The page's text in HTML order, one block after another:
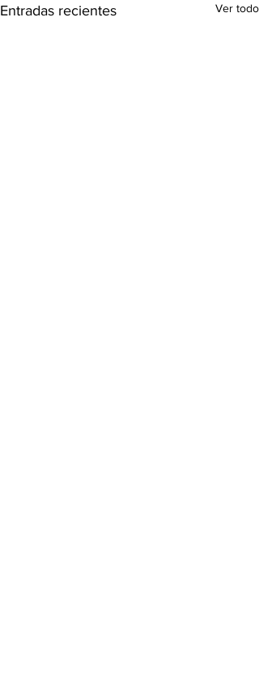
Entradas recientes Ver todo